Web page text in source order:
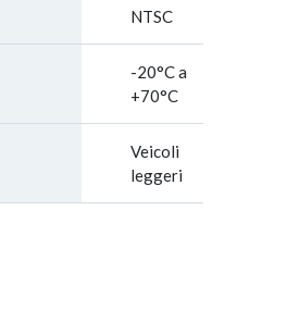
NTSC
-20°C a
+70°C
Veicoli
leggeri